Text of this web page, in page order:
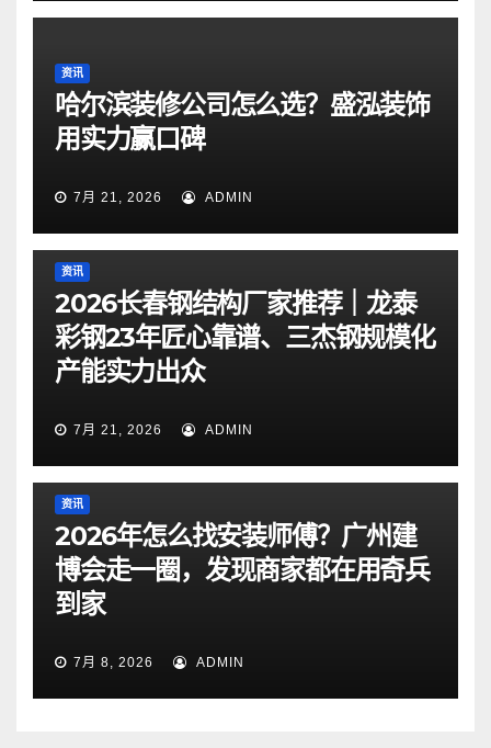
资讯
哈尔滨装修公司怎么选？盛泓装饰
用实力赢口碑
7月 21, 2026 ADMIN
资讯
2026长春钢结构厂家推荐｜龙泰
彩钢23年匠心靠谱、三杰钢规模化
产能实力出众
7月 21, 2026 ADMIN
资讯
2026年怎么找安装师傅？广州建
博会走一圈，发现商家都在用奇兵
到家
7月 8, 2026 ADMIN